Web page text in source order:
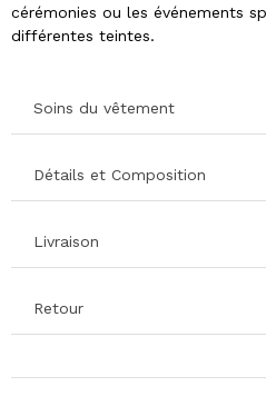
cérémonies ou les événements
différentes teintes.
Soins du vêtement
Détails et Composition
Livraison
Retour